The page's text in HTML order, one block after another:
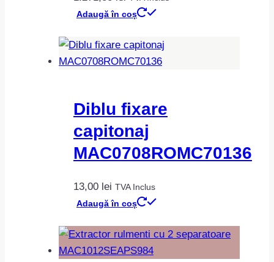
Adaugă în coș
Diblu fixare
capitonaj
MAC0708ROMC70136
13,00 lei TVA Inclus
Adaugă în coș